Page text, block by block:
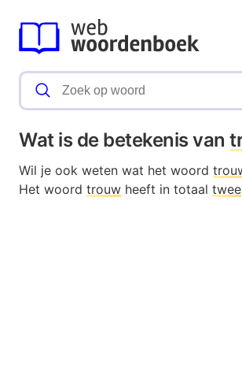
Wat is de betekenis van
Wil je ook weten wat het woord
Het woord trouw heeft in totaal twee